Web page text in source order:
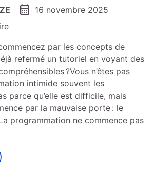
calendar_month 16 novembre 2025
par les concepts de
refermé un tutoriel en voyant des
?Vous n’êtes pas
intimide souvent les
parce qu’elle est difficile, mais
par la mauvaise porte : le
programmation ne commence pas